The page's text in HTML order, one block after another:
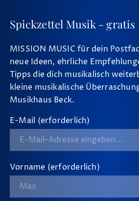
Spickzettel Musik - gratis
MISSION MUSIC für dein
neue Ideen, ehrliche
Tipps die dich musikalisch
kleine musikalische
Musikhaus Beck.
E-Mail (erforderlich)
Vorname (erforderlich)